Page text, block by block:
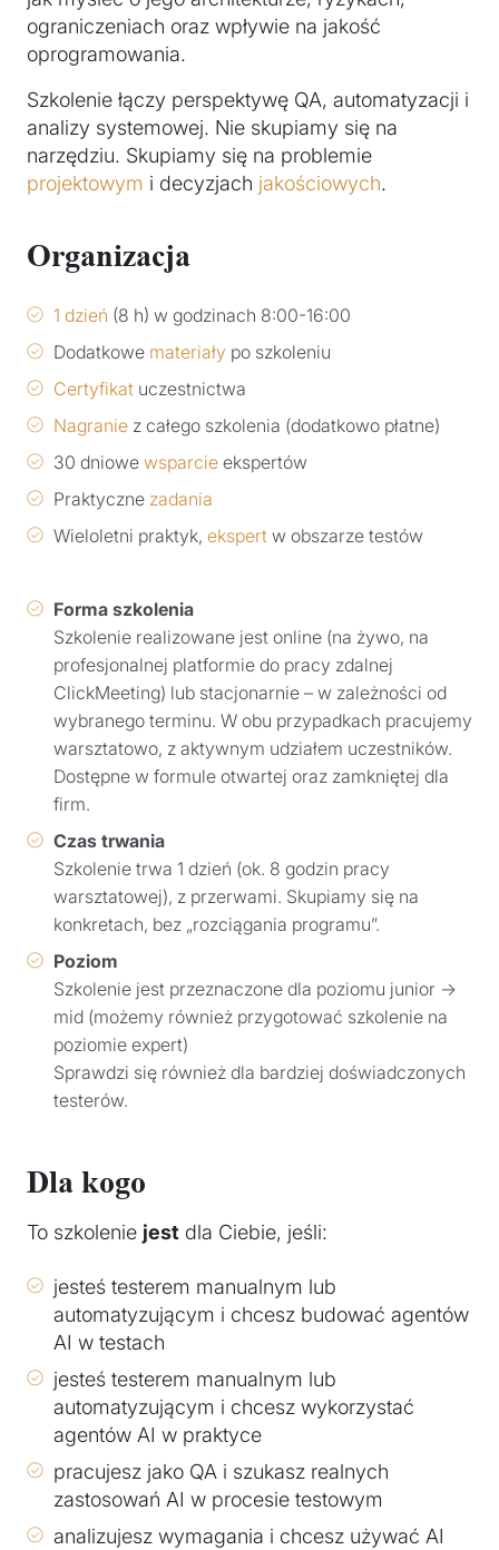
ograniczeniach oraz wpływie na jakość
oprogramowania.
Szkolenie łączy perspektywę QA, automatyzacji i
analizy systemowej. Nie skupiamy się na
narzędziu. Skupiamy się na problemie
projektowym i decyzjach jakościowych.
Organizacja
1 dzień (8 h) w godzinach 8:00-16:00
Dodatkowe materiały po szkoleniu
Certyfikat uczestnictwa
Nagranie z całego szkolenia (dodatkowo płatne)
30 dniowe wsparcie ekspertów
Praktyczne zadania
Wieloletni praktyk, ekspert w obszarze testów
Forma szkolenia
Szkolenie realizowane jest online (na żywo, na
profesjonalnej platformie do pracy zdalnej
ClickMeeting) lub stacjonarnie – w zależności od
wybranego terminu. W obu przypadkach pracujemy
warsztatowo, z aktywnym udziałem uczestników.
Dostępne w formule otwartej oraz zamkniętej dla
firm.
Czas trwania
Szkolenie trwa 1 dzień (ok. 8 godzin pracy
warsztatowej), z przerwami. Skupiamy się na
konkretach, bez „rozciągania programu”.
Poziom
Szkolenie jest przeznaczone dla poziomu junior →
mid (możemy również przygotować szkolenie na
poziomie expert)
Sprawdzi się również dla bardziej doświadczonych
testerów.
Dla kogo
To szkolenie jest dla Ciebie, jeśli:
jesteś testerem manualnym lub
automatyzującym i chcesz budować agentów
AI w testach
jesteś testerem manualnym lub
automatyzującym i chcesz wykorzystać
agentów AI w praktyce
pracujesz jako QA i szukasz realnych
zastosowań AI w procesie testowym
analizujesz wymagania i chcesz używać AI